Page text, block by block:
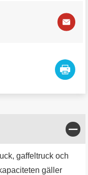
gaffeltruck och
gäller